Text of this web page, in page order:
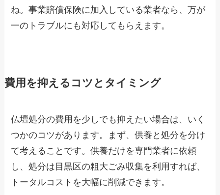
ね。事業賠償保険に加入している業者なら、万が
一のトラブルにも対応してもらえます。
費用を抑えるコツとタイミング
仏壇処分の費用を少しでも抑えたい場合は、いく
つかのコツがあります。まず、供養と処分を分け
て考えることです。供養だけを専門業者に依頼
し、処分は目黒区の粗大ごみ収集を利用すれば、
トータルコストを大幅に削減できます。